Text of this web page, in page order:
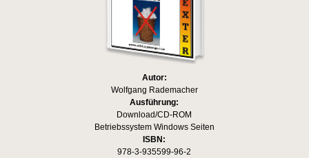
Autor:
Wolfgang Rademacher
Ausführung:
Download/CD-ROM
Betriebssystem Windows Seiten
ISBN:
978-3-935599-96-2